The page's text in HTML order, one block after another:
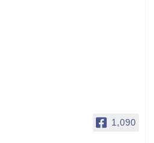
1,090